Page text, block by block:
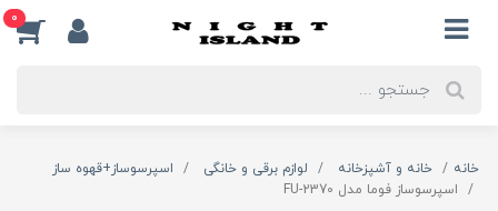
0
خانه خانه و آشپزخانه لوازم برقی و خانگی
اسپرسوساز+قهوه ساز
اسپرسوساز فوما مدل FU-2370